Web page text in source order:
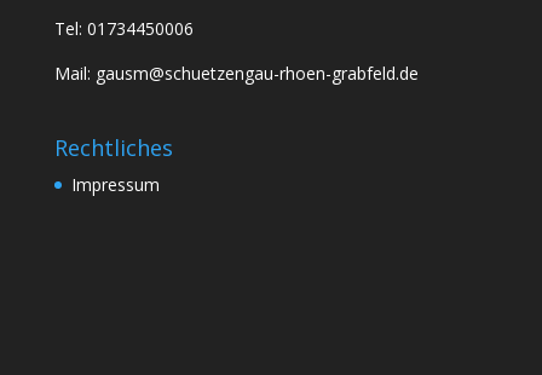
Tel: 01734450006
Mail: gausm@schuetzengau-rhoen-grabfeld.de
Rechtliches
Impressum